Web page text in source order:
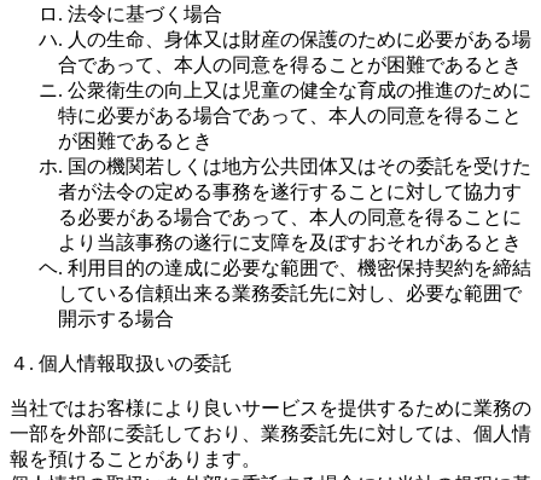
ロ. 法令に基づく場合
ハ. 人の生命、身体又は財産の保護のために必要がある場
合であって、本人の同意を得ることが困難であるとき
ニ. 公衆衛生の向上又は児童の健全な育成の推進のために
特に必要がある場合であって、本人の同意を得ること
が困難であるとき
ホ. 国の機関若しくは地方公共団体又はその委託を受けた
者が法令の定める事務を遂行することに対して協力す
る必要がある場合であって、本人の同意を得ることに
より当該事務の遂行に支障を及ぼすおそれがあるとき
ヘ. 利用目的の達成に必要な範囲で、機密保持契約を締結
している信頼出来る業務委託先に対し、必要な範囲で
開示する場合
４. 個人情報取扱いの委託
当社ではお客様により良いサービスを提供するために業務の
一部を外部に委託しており、業務委託先に対しては、個人情
報を預けることがあります。